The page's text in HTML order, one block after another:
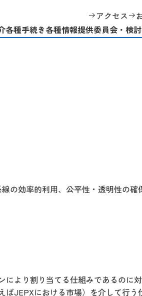
アクセス
各種手続き各種情報提供委員会・検
の効率的利用、公平性・透明性の
より割り当てる仕組みであるのに
JEPXにおける市場）を介して行う